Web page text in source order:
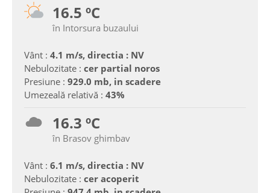
16.5 ºC
în Intorsura buzaului
Vânt : 4.1 m/s, directia : NV
Nebulozitate : cer partial noros
Presiune : 929.0 mb, in scadere
Umezeală relativă : 43%
16.3 ºC
în Brasov ghimbav
Vânt : 6.1 m/s, directia : NV
Nebulozitate : cer acoperit